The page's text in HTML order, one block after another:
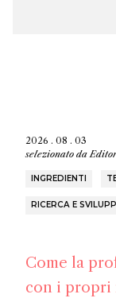
2026 . 08 . 03
selezionato da
INGREDIENTI
RICERCA E
Come la
con i propri